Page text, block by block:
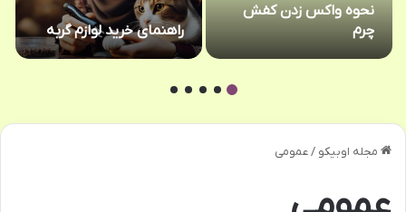
نحوه واکس زدن کفش
چرم
راهنمای خرید لوازم گربه
مجله اوبیکو /عمومی